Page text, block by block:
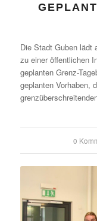
Die Stadt Guben lädt
zu einer öffentlichen
geplanten Grenz-
geplanten Vorhaben,
0 /